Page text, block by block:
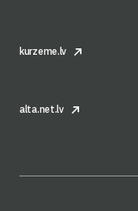
kurzeme.lv
alta.net.lv